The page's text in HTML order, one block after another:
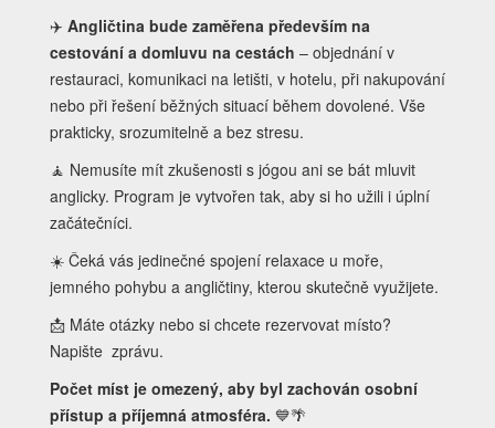
✈️ Angličtina bude zaměřena především na
cestování a domluvu na cestách – objednání v
restauraci, komunikaci na letišti, v hotelu, při nakupování
nebo při řešení běžných situací během dovolené. Vše
prakticky, srozumitelně a bez stresu.
🧘 Nemusíte mít zkušenosti s jógou ani se bát mluvit
anglicky. Program je vytvořen tak, aby si ho užili i úplní
začátečníci.
☀️ Čeká vás jedinečné spojení relaxace u moře,
jemného pohybu a angličtiny, kterou skutečně využijete.
📩 Máte otázky nebo si chcete rezervovat místo?
Napište zprávu.
Počet míst je omezený, aby byl zachován osobní
přístup a příjemná atmosféra. 💙🌴